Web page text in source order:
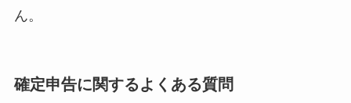
ん。
確定申告に関するよくある質問